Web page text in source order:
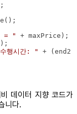
= "
행시간: "
+
데이터 지향 코드가
니다.